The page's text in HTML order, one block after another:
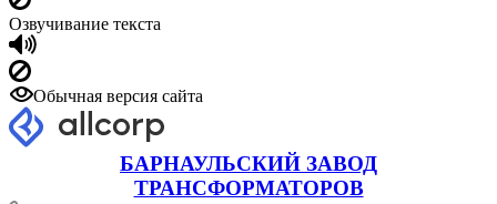
Озвучивание текста
Обычная версия сайта
БАРНАУЛЬСКИЙ ЗАВОД
ТРАНСФОРМАТОРОВ